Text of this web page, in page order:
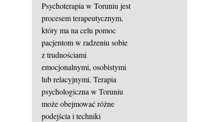
Psychoterapia w Toruniu jest
procesem terapeutycznym,
który ma na celu pomoc
pacjentom w radzeniu sobie
z trudnościami
emocjonalnymi, osobistymi
lub relacyjnymi. Terapia
psychologiczna w Toruniu
może obejmować różne
podejścia i techniki